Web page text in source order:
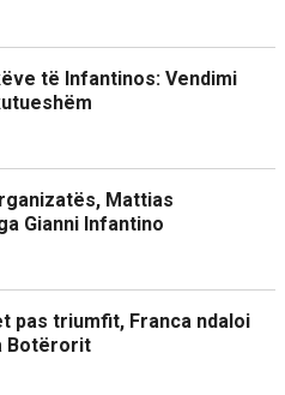
të Infantinos: Vendimi
Mattias
Gianni Infantino
pas triumfit, Franca ndaloi
Botërorit